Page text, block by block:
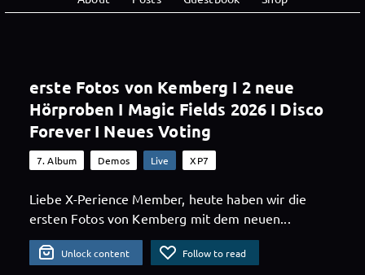
erste Fotos von Kemberg I 2 neue
Hörproben I Magic Fields 2026 I Disco
Forever I Neues Voting
7. Album Demos Live XP7
Liebe X-Perience Member, heute haben wir die
ersten Fotos von Kemberg mit dem neuen...
Unlock content Follow to read